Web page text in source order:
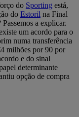
do Sporting está,
do Estoril na Final
a explicar.
um acordo para o
numa transferência
milhões por 90 por
e do sinal
determinante
opção de compra